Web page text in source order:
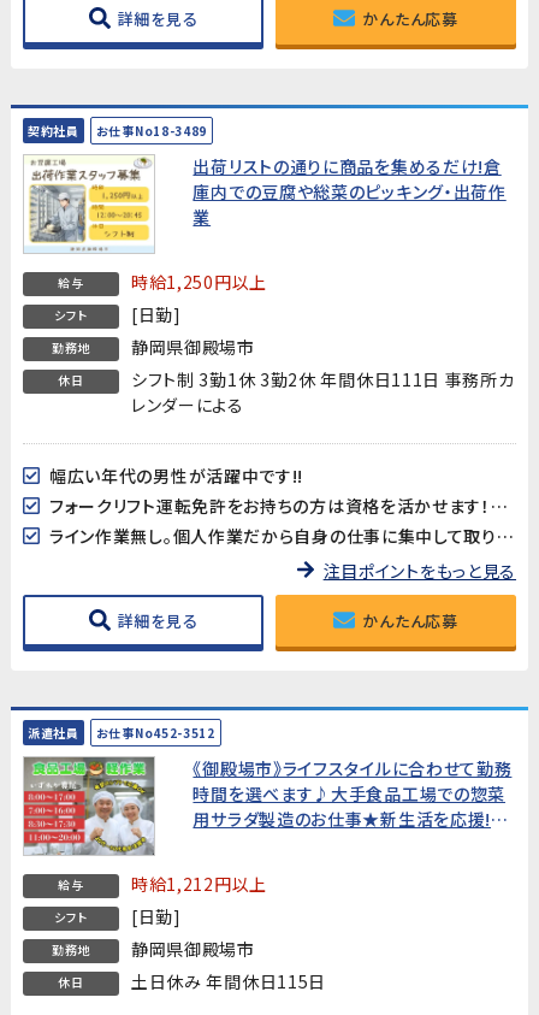
詳細を見る かんたん応募
契約社員 お仕事No18-3489
出荷リストの通りに商品を集めるだけ!倉
庫内での豆腐や総菜のピッキング・出荷作
業
給与 時給1,250円以上
シフト [日勤]
勤務地 静岡県御殿場市
休日
シフト制 3勤1休 3勤2休 年間休日111日 事務所カ
レンダーによる
幅広い年代の男性が活躍中です!!
フォークリフト運転免許をお持ちの方は資格を活かせます！※資格は必須ではありません
ライン作業無し。個人作業だから自身の仕事に集中して取り組めます♪
注目ポイントをもっと見る
詳細を見る かんたん応募
派遣社員 お仕事No452-3512
《御殿場市》ライフスタイルに合わせて勤務
時間を選べます♪大手食品工場での惣菜
用サラダ製造のお仕事★新生活を応援!各
給与 時給1,212円以上
シフト [日勤]
勤務地 静岡県御殿場市
休日 土日休み 年間休日115日